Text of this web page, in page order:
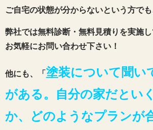
ご自宅の状態が分からないという方でも
弊社では無料診断・無料見積りを実施し
お気軽にお問い合わせ下さい！
他にも、「 塗装について聞い
がある。自分の家だとい
か、どのようなプランが